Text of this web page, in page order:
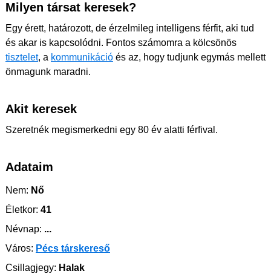
Milyen társat keresek?
Egy érett, határozott, de érzelmileg intelligens férfit, aki tud
és akar is kapcsolódni. Fontos számomra a kölcsönös
tisztelet, a kommunikáció és az, hogy tudjunk egymás mellett
önmagunk maradni.
Akit keresek
Szeretnék megismerkedni egy 80 év alatti férfival.
Adataim
Nem: Nő
Életkor: 41
Névnap: ...
Város: Pécs társkereső
Csillagjegy: Halak